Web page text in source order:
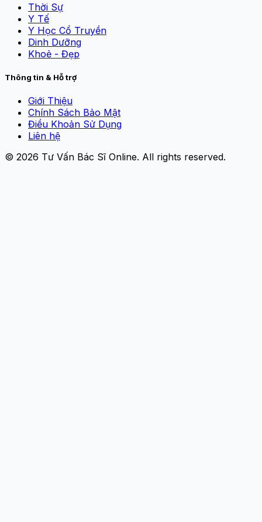
Thời Sự
Y Tế
Y Học Cổ Truyền
Dinh Dưỡng
Khoẻ - Đẹp
Thông tin & Hỗ trợ
Giới Thiệu
Chính Sách Bảo Mật
Điều Khoản Sử Dụng
Liên hệ
© 2026 Tư Vấn Bác Sĩ Online. All rights reserved.